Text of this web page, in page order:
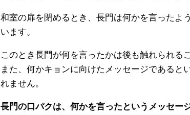
和室の扉を閉めるとき、長門は何かを言ったよ
います。
このとき長門が何を言ったかは後も触れられる
また、何かキョンに向けたメッセージであると
れません。
長門の口パクは、何かを言ったというメッセー